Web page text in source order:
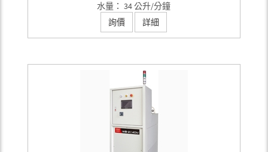
水量： 34 公升/分鐘
詢價
詳細